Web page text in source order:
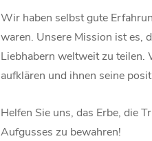
Wir haben selbst gute
waren. Unsere Mission ist es,
Liebhabern weltweit zu teilen.
aufklären und ihnen seine
Helfen Sie uns, das Erbe, die
Aufgusses zu bewahren!